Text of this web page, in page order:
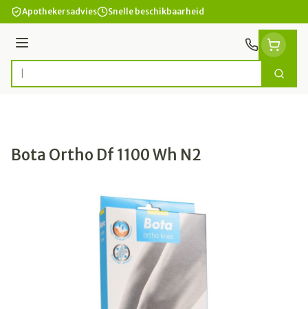
Ga naar de inhoud
Apothekersadvies Snelle beschikbaarheid
Menu
Product, merk, categorie... Zoek
Bota Ortho Df 1100 Wh N2